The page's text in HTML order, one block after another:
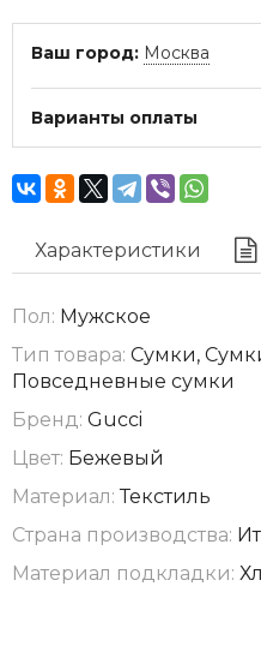
Ваш город: Москва
Варианты оплаты
Характеристики
Пол: Мужское
Тип товара: Сумки,
Повседневные сумки
Бренд: Gucci
Цвет: Бежевый
Материал: Текстиль
Страна производства:
Материал подкладки: